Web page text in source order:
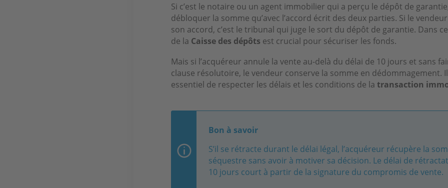
Si c’est le notaire ou un agent immobilier qui a perçu le dépôt de
débloquer la somme qu’avec l’accord écrit des deux parties. Si le
son accord, c’est le tribunal qui juge le sort du dépôt de garantie. Dans
de la Caisse des dépôts est crucial pour sécuriser les fonds.
Mais si l’acquéreur annule la vente au-delà du délai de 10 jours et sans
clause résolutoire, le vendeur conserve la somme en dédommagement.
essentiel de respecter les délais et les conditions de la transaction
Bon à savoir
S’il se rétracte durant le délai légal, l’acquéreur récupère la
séquestre sans avoir à motiver sa décision. Le délai de
10 jours court à partir de la signature du compromis de vente.